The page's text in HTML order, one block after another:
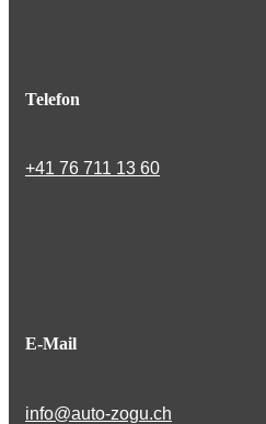
Telefon
+41 76 711 13 60
E-Mail
info@auto-zogu.ch